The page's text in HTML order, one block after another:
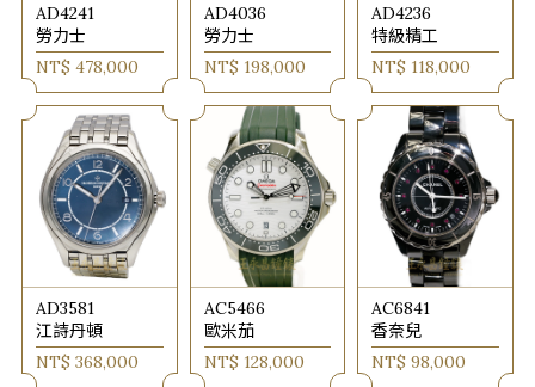
AD4241
勞力士
NT$ 478,000
AD4036
勞力士
NT$ 198,000
AD4236
特級精工
NT$ 118,000
AD3581
江詩丹頓
NT$ 368,000
AC5466
歐米茄
NT$ 128,000
AC6841
香奈兒
NT$ 98,000